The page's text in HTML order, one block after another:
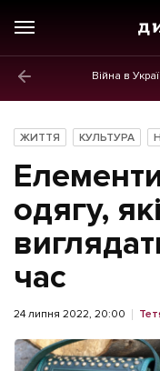
Війна в
Новини
Політика
Економіка
Бізнес
Життя
Культура
Афіша
ЖИТТЯ КУЛЬТУРА
одягу,
час
24 липня 2022, 20:00